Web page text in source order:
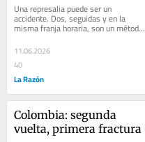
Una represalia puede ser un
accidente. Dos, seguidas y en la
misma franja horaria, son un método.
El Mando Central informó una nueva
ronda de...
11.06.2026
40
La Razón
Colombia: segunda
vuelta, primera fractura